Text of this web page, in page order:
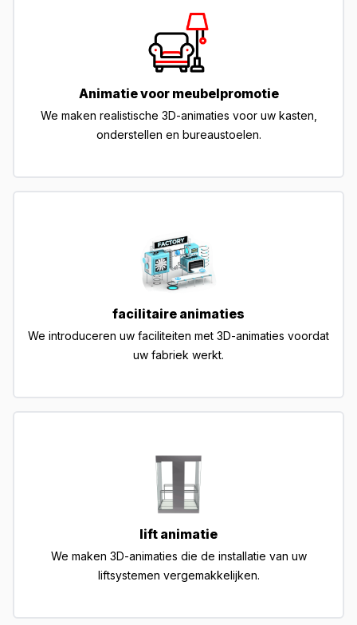
Animatie voor meubelpromotie
We maken realistische 3D-animaties voor uw kasten,
onderstellen en bureaustoelen.
facilitaire animaties
We introduceren uw faciliteiten met 3D-animaties voordat
uw fabriek werkt.
lift animatie
We maken 3D-animaties die de installatie van uw
liftsystemen vergemakkelijken.